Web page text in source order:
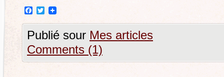
Facebook
Twitter
Publié sour Mes articles
Comments (1)